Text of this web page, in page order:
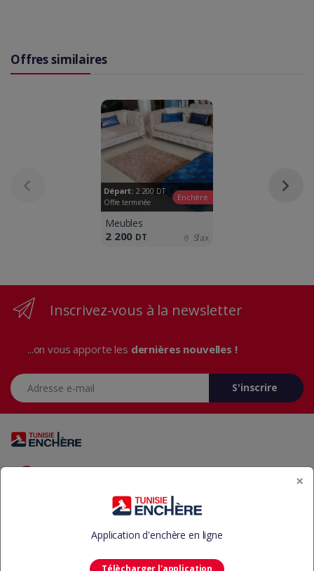
Offres similaires
Départ: 2 200 DT
Offre terminée
Enchère
Meubles
2 200 DT Sfax
Inscrivez-vous à la newsletter
...on vous apporte les dernières nouvelles !
Adresse e-mail
S'inscrire
Vous avez des questions? Appelez-nous 24/7!
×
Application d'enchère en ligne
Télècharger l'application